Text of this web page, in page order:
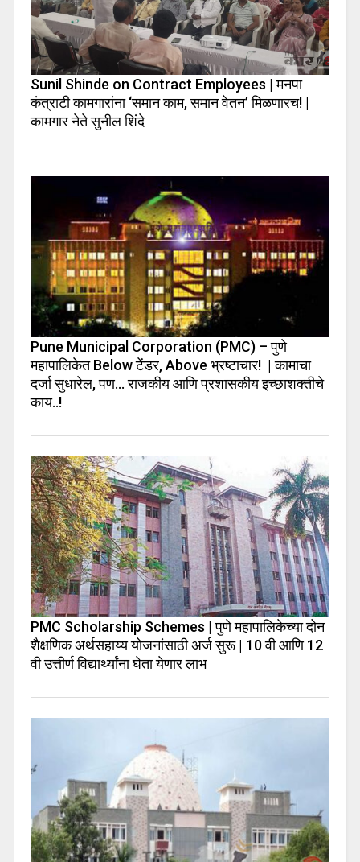
Sunil Shinde on Contract Employees | मनपा
कंत्राटी कामगारांना ‘समान काम, समान वेतन’ मिळणारच! |
कामगार नेते सुनील शिंदे
Pune Municipal Corporation (PMC) – पुणे
महापालिकेत Below टेंडर, Above भ्रष्टाचार! | कामाचा
दर्जा सुधारेल, पण… राजकीय आणि प्रशासकीय इच्छाशक्तीचे
काय..!
PMC Scholarship Schemes | पुणे महापालिकेच्या दोन
शैक्षणिक अर्थसहाय्य योजनांसाठी अर्ज सुरू | 10 वी आणि 12
वी उत्तीर्ण विद्यार्थ्यांना घेता येणार लाभ